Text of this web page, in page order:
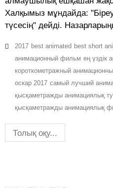
Халқымыз мұндайда:
түсесің" дейді.
2017 best animated best short
анимационный фильм ең үздік
короткометражный
оскар 2017 самый лучший
қысқаметражды анимациялық
қысқаметражды анимациялық
Толық оқу...